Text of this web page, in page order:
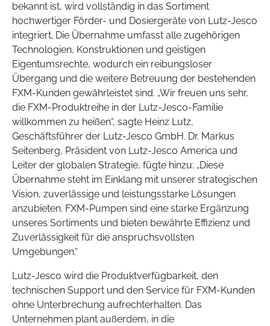
bekannt ist, wird vollständig in das Sortiment
hochwertiger Förder- und Dosiergeräte von Lutz-Jesco
integriert. Die Übernahme umfasst alle zugehörigen
Technologien, Konstruktionen und geistigen
Eigentumsrechte, wodurch ein reibungsloser
Übergang und die weitere Betreuung der bestehenden
FXM-Kunden gewährleistet sind. „Wir freuen uns sehr,
die FXM-Produktreihe in der Lutz-Jesco-Familie
willkommen zu heißen“, sagte Heinz Lutz,
Geschäftsführer der Lutz-Jesco GmbH. Dr. Markus
Seitenberg, Präsident von Lutz-Jesco America und
Leiter der globalen Strategie, fügte hinzu: „Diese
Übernahme steht im Einklang mit unserer strategischen
Vision, zuverlässige und leistungsstarke Lösungen
anzubieten. FXM-Pumpen sind eine starke Ergänzung
unseres Sortiments und bieten bewährte Effizienz und
Zuverlässigkeit für die anspruchsvollsten
Umgebungen.“
Lutz-Jesco wird die Produktverfügbarkeit, den
technischen Support und den Service für FXM-Kunden
ohne Unterbrechung aufrechterhalten. Das
Unternehmen plant außerdem, in die